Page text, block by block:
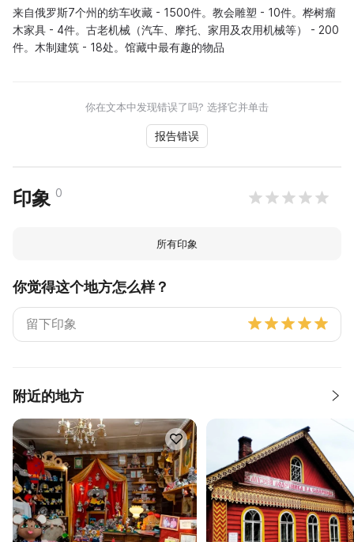
来自俄罗斯7个州的纺车收藏 - 1500件。教会雕塑 - 10件。桦树瘤
木家具 - 4件。古老机械（汽车、摩托、家用及农用机械等） - 200
件。木制建筑 - 18处。馆藏中最有趣的物品
你在文本中发现错误了吗? 选择它并单击
报告错误
印象 0
所有印象
你觉得这个地方怎么样？
附近的地方